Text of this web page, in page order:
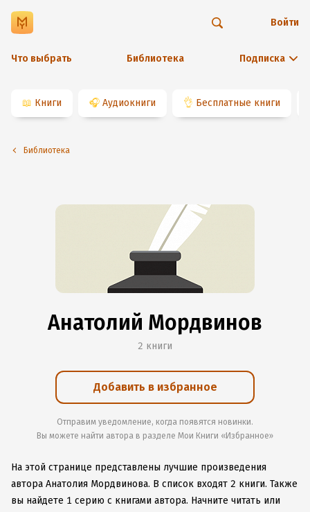
Что выбрать Библиотека Подписка
Войти
📖 Книги 🎧 Аудиокниги 👌 Бесплатные книги
Библиотека
Анатолий Мордвинов
2 книги
Добавить в избранное
Отправим уведомление, когда появятся новинки.
Вы можете найти автора в разделе Мои Книги «Избранное»
На этой странице представлены лучшие произведения
автора Анатолия Мордвинова. В список входят 2 книги. Также
вы найдете 1 серию с книгами автора. Начните читать или